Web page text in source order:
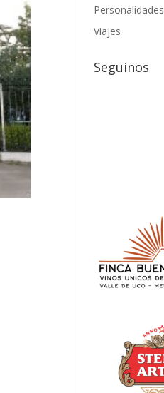
Personalidades
Viajes
Seguinos